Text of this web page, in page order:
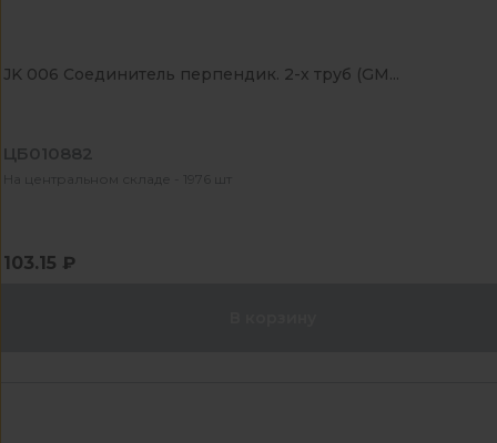
JK 006 Соединитель перпендик. 2-х труб (GM...
ЦБ010882
На центральном складе - 1976 шт
103.15 ₽